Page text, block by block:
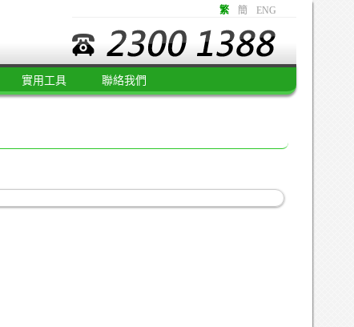
繁 簡 ENG
實用工具 聯絡我們